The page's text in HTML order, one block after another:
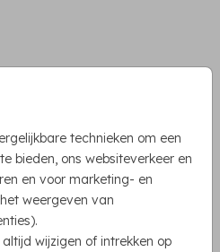
technieken om een
bieden, ons websiteverkeer en
en voor marketing- en
weergeven van
wijzigen of intrekken op
thema van jullie bruiloft, en
jullie advies nodig,